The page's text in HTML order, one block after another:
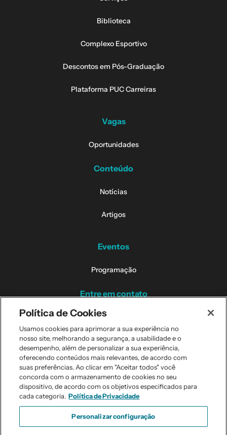
Biblioteca
Complexo Esportivo
Descontos em Pós-Graduação
Plataforma PUC Carreiras
Vagas
Oportunidades
Conteúdo
Notícias
Artigos
Eventos
Programação
Entre em contato
Contatos dos Campi
Perguntas Frequentes
Todos os direitos reservados. © 2026
Política de Cookies
Usamos cookies para aprimorar a sua experiência no
nosso site, melhorando a segurança, a usabilidade e o
desempenho, além de personalizar a sua experiência,
oferecendo conteúdos mais relevantes, de acordo com
suas preferências. Ao clicar em "Aceitar todos" você
concorda com o armazenamento de cookies no seu
dispositivo, de acordo com os objetivos especificados para
cada categoria. Política de Privacidade
Personalizar configuração